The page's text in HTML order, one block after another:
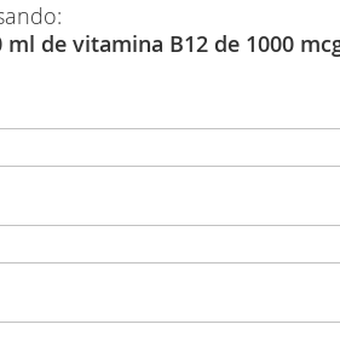
ml de vitamina B12 de 1000